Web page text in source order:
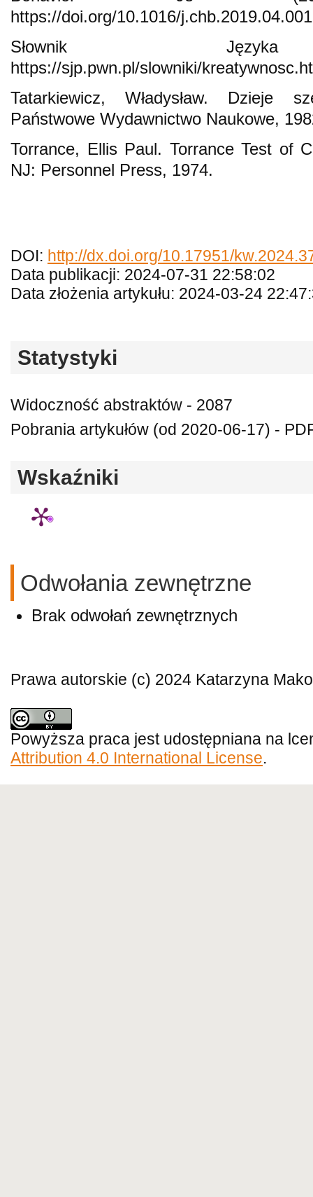
https://doi.org/10.1016/j.chb.2019.04.001
Słownik
https://sjp.pwn.pl/slowniki/
Tatarkiewicz, Władysław. Dzieje
Państwowe Wydawnictwo Naukowe,
Torrance, Ellis Paul. Torrance Test of
NJ: Personnel Press, 1974.
DOI: http://dx.doi.org/10.17951/
Data publikacji: 2024-07-31 22:58:02
Data złożenia artykułu: 2024-03-24
Statystyki
Widoczność abstraktów - 2087
Pobrania artykułów (od 2020-06-17) -
Wskaźniki
Odwołania zewnętrzne
Brak odwołań zewnętrznych
Prawa autorskie (c) 2024 Katarzyna
Powyższa praca jest udostępniana na
Attribution 4.0 International License.